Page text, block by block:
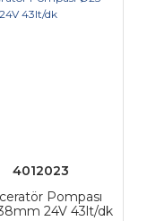
4012023
Pompası
24V 43lt/dk